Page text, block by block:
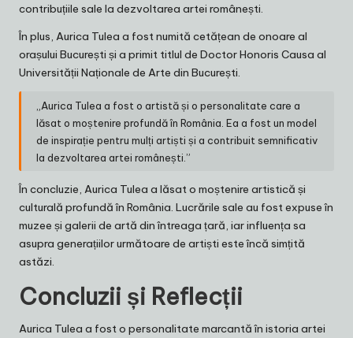
contribuțiile sale la dezvoltarea artei românești.
În plus, Aurica Tulea a fost numită cetățean de onoare al
orașului București și a primit titlul de Doctor Honoris Causa al
Universității Naționale de Arte din București.
„Aurica Tulea a fost o artistă și o personalitate care a
lăsat o moștenire profundă în România. Ea a fost un model
de inspirație pentru mulți artiști și a contribuit semnificativ
la dezvoltarea artei românești.”
În concluzie, Aurica Tulea a lăsat o moștenire artistică și
culturală profundă în România. Lucrările sale au fost expuse în
muzee și galerii de artă din întreaga țară, iar influența sa
asupra generațiilor următoare de artiști este încă simțită
astăzi.
Concluzii și Reflecții
Aurica Tulea a fost o personalitate marcantă în istoria artei